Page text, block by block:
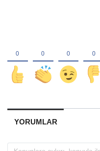
YORUMLAR